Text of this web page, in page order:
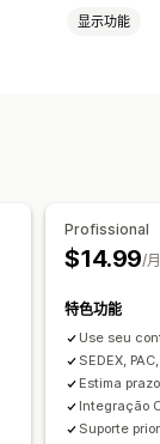
显示功能
Profissional
$14.99/
特色功能
Use seu
SEDEX,
Estima
Integração
Suporte